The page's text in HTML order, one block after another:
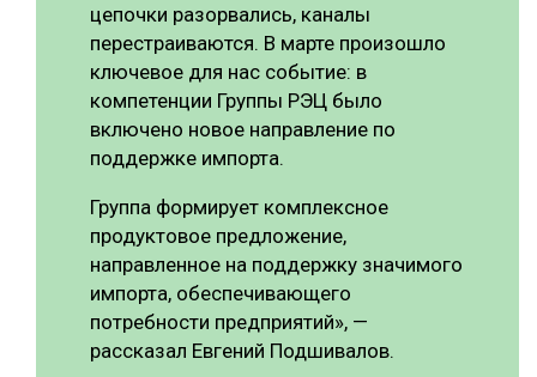
цепочки разорвались, каналы
перестраиваются. В марте произошло
ключевое для нас событие: в
компетенции Группы РЭЦ было
включено новое направление по
поддержке импорта.
Группа формирует комплексное
продуктовое предложение,
направленное на поддержку значимого
импорта, обеспечивающего
потребности предприятий», —
рассказал Евгений Подшивалов.